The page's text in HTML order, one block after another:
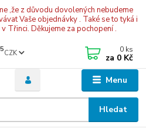
,že z důvodu dovolených nebudeme
Vaše objednávky . Také se to tyká i
Třinci. Děkujeme za pochopení .
Menu
CZK
Hledat
0 ks
za 0 Kč